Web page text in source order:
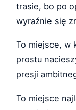
trasie, bo po
wyraźnie się
To miejsce, w
prostu
presji
To miejsce